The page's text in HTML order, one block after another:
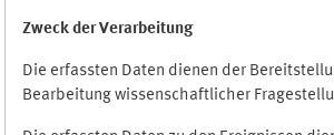
Zweck der Verarbeitung
Die erfassten Daten dienen der
Bearbeitung wissenschaftlicher